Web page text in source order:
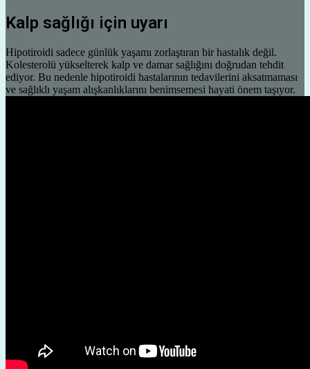
Kalp sağlığı için uyarı
Hipotiroidi sadece günlük yaşamı zorlaştıran bir hastalık değil.
Kolesterolü yükselterek kalp ve damar sağlığını doğrudan tehdit
ediyor. Bu nedenle hipotiroidi hastalarının tedavilerini aksatmaması
ve sağlıklı yaşam alışkanlıklarını benimsemesi hayati önem taşıyor.